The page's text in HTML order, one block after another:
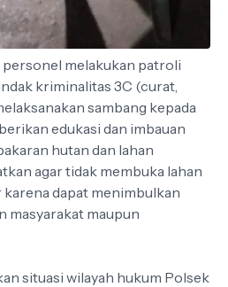
personel melakukan patroli
kriminalitas 3C (curat,
sambang kepada
edukasi dan imbauan
hutan dan lahan
agar tidak membuka lahan
dapat menimbulkan
masyarakat maupun
situasi wilayah hukum Polsek